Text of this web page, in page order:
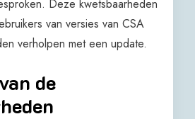
Deze kwetsbaarheden
van versies van CSA
verholpen met een update.
de